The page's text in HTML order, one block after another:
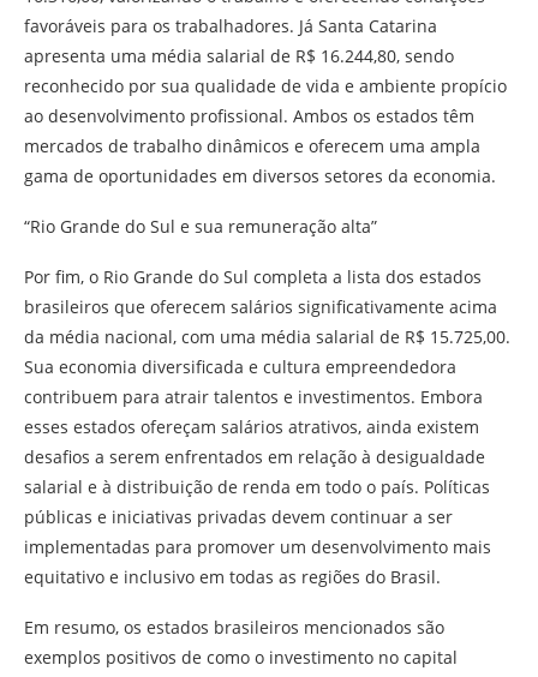
favoráveis para os trabalhadores. Já Santa Catarina
apresenta uma média salarial de R$ 16.244,80, sendo
reconhecido por sua qualidade de vida e ambiente propício
ao desenvolvimento profissional. Ambos os estados têm
mercados de trabalho dinâmicos e oferecem uma ampla
gama de oportunidades em diversos setores da economia.
“Rio Grande do Sul e sua remuneração alta”
Por fim, o Rio Grande do Sul completa a lista dos estados
brasileiros que oferecem salários significativamente acima
da média nacional, com uma média salarial de R$ 15.725,00.
Sua economia diversificada e cultura empreendedora
contribuem para atrair talentos e investimentos. Embora
esses estados ofereçam salários atrativos, ainda existem
desafios a serem enfrentados em relação à desigualdade
salarial e à distribuição de renda em todo o país. Políticas
públicas e iniciativas privadas devem continuar a ser
implementadas para promover um desenvolvimento mais
equitativo e inclusivo em todas as regiões do Brasil.
Em resumo, os estados brasileiros mencionados são
exemplos positivos de como o investimento no capital